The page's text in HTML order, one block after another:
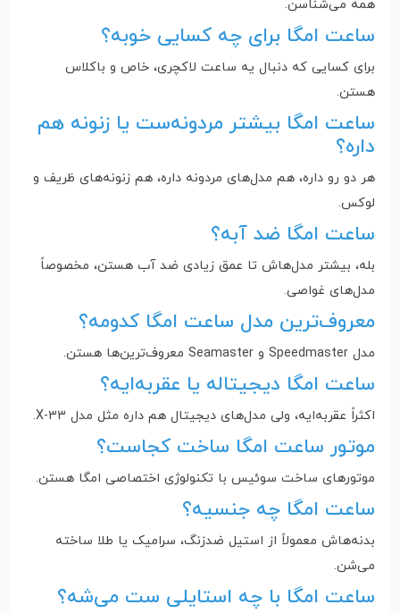
همه می‌شناسن.
ساعت امگا برای چه کسایی خوبه؟
برای کسایی که دنبال یه ساعت لاکچری، خاص و باکلاس
هستن.
ساعت امگا بیشتر مردونه‌ست یا زنونه هم
داره؟
هر دو رو داره، هم مدل‌های مردونه داره، هم زنونه‌های ظریف و
لوکس.
ساعت امگا ضد آبه؟
بله، بیشتر مدل‌هاش تا عمق زیادی ضد آب هستن، مخصوصاً
مدل‌های غواصی.
معروف‌ترین مدل ساعت امگا کدومه؟
مدل Speedmaster و Seamaster معروف‌ترین‌ها هستن.
ساعت امگا دیجیتاله یا عقربه‌ایه؟
اکثراً عقربه‌ایه، ولی مدل‌های دیجیتال هم داره مثل مدل X-33.
موتور ساعت امگا ساخت کجاست؟
موتورهای ساخت سوئیس با تکنولوژی اختصاصی امگا هستن.
ساعت امگا چه جنسیه؟
بدنه‌هاش معمولاً از استیل ضدزنگ، سرامیک یا طلا ساخته
می‌شن.
ساعت امگا با چه استایلی ست می‌شه؟